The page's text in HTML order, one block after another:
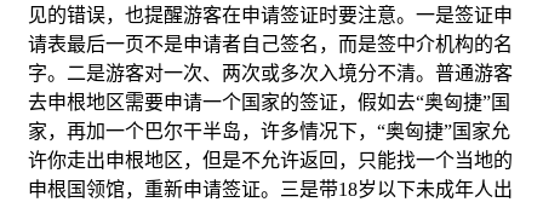
见的错误，也提醒游客在申请签证时要注意。一是签证申
请表最后一页不是申请者自己签名，而是签中介机构的名
字。二是游客对一次、两次或多次入境分不清。普通游客
去申根地区需要申请一个国家的签证，假如去“奥匈捷”国
家，再加一个巴尔干半岛，许多情况下，“奥匈捷”国家允
许你走出申根地区，但是不允许返回，只能找一个当地的
申根国领馆，重新申请签证。三是带18岁以下未成年人出